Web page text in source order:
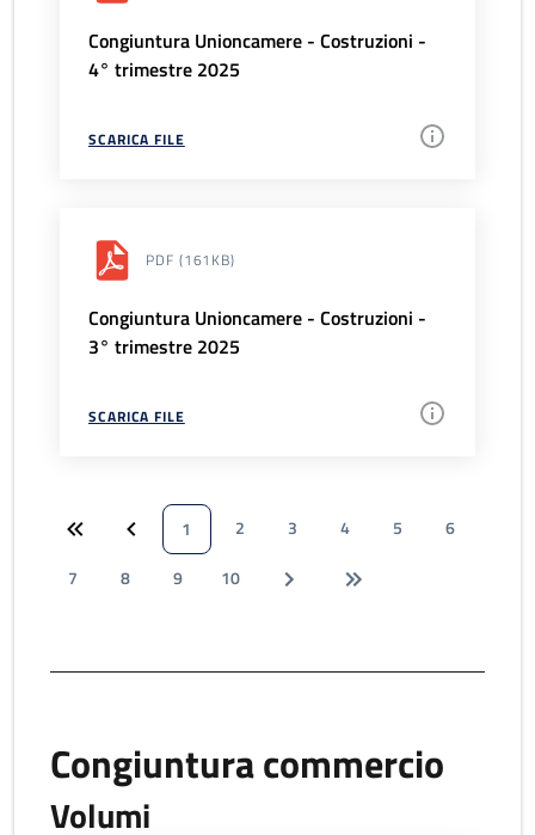
Congiuntura Unioncamere - Costruzioni -
4° trimestre 2025
SCARICA FILE
PDF (161KB)
Congiuntura Unioncamere - Costruzioni -
3° trimestre 2025
SCARICA FILE
1 2 3 4 5
6
7
8 9 10
Congiuntura commercio
Volumi